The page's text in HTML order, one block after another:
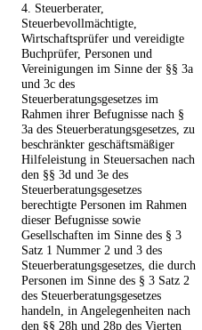
4. Steuerberater,
Steuerbevollmächtigte,
Wirtschaftsprüfer und vereidigte
Buchprüfer, Personen und
Vereinigungen im Sinne der §§ 3a
und 3c des
Steuerberatungsgesetzes im
Rahmen ihrer Befugnisse nach §
3a des Steuerberatungsgesetzes, zu
beschränkter geschäftsmäßiger
Hilfeleistung in Steuersachen nach
den §§ 3d und 3e des
Steuerberatungsgesetzes
berechtigte Personen im Rahmen
dieser Befugnisse sowie
Gesellschaften im Sinne des § 3
Satz 1 Nummer 2 und 3 des
Steuerberatungsgesetzes, die durch
Personen im Sinne des § 3 Satz 2
des Steuerberatungsgesetzes
handeln, in Angelegenheiten nach
den §§ 28h und 28p des Vierten